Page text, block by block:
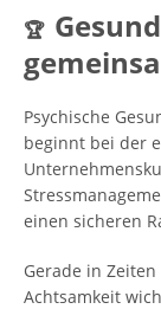
🏆
Psychische
beginnt bei der
einen sicheren
Gerade in
Achtsamkeit